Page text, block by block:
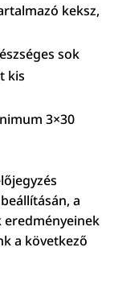
keksz,
sok
kis
3×30
a
a következő